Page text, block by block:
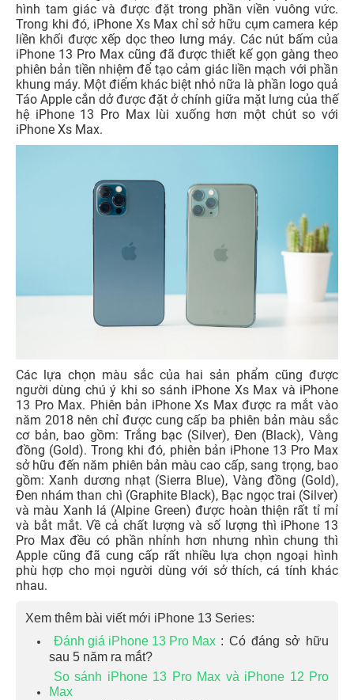
hình tam giác và được đặt trong phần viền vuông vức.
Trong khi đó, iPhone Xs Max chỉ sở hữu cụm camera kép
liền khối được xếp dọc theo lưng máy. Các nút bấm của
iPhone 13 Pro Max cũng đã được thiết kế gọn gàng theo
phiên bản tiền nhiệm để tạo cảm giác liền mạch với phần
khung máy. Một điểm khác biệt nhỏ nữa là phần logo quả
Táo Apple cắn dở được đặt ở chính giữa mặt lưng của thế
hệ iPhone 13 Pro Max lùi xuống hơn một chút so với
iPhone Xs Max.
Các lựa chọn màu sắc của hai sản phẩm cũng được
người dùng chú ý khi so sánh iPhone Xs Max và iPhone
13 Pro Max. Phiên bản iPhone Xs Max được ra mắt vào
năm 2018 nên chỉ được cung cấp ba phiên bản màu sắc
cơ bản, bao gồm: Trắng bạc (Silver), Đen (Black), Vàng
đồng (Gold). Trong khi đó, phiên bản iPhone 13 Pro Max
sở hữu đến năm phiên bản màu cao cấp, sang trọng, bao
gồm: Xanh dương nhạt (Sierra Blue), Vàng đồng (Gold),
Đen nhám than chì (Graphite Black), Bạc ngọc trai (Silver)
và màu Xanh lá (Alpine Green) được hoàn thiện rất tỉ mỉ
và bắt mắt. Về cả chất lượng và số lượng thì iPhone 13
Pro Max đều có phần nhỉnh hơn nhưng nhìn chung thì
Apple cũng đã cung cấp rất nhiều lựa chọn ngoại hình
phù hợp cho mọi người dùng với sở thích, cá tính khác
nhau.
Xem thêm bài viết mới iPhone 13 Series:
Đánh giá iPhone 13 Pro Max : Có đáng sở hữu
sau 5 năm ra mắt?
So sánh iPhone 13 Pro Max và iPhone 12 Pro
Max